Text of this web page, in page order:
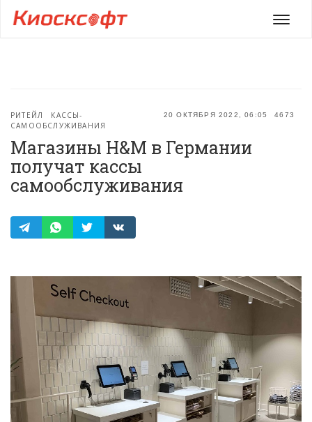
Меню
20 ОКТЯБРЯ 2022, 06:05 4673
РИТЕЙЛ
КАССЫ-
САМООБСЛУЖИВАНИЯ
Магазины H&M в Германии
получат кассы
самообслуживания